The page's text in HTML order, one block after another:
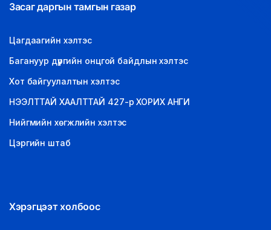
Засаг даргын тамгын газар
Цагдаагийн хэлтэс
Багануур дүүргийн онцгой байдлын хэлтэс
Хот байгуулалтын хэлтэс
НЭЭЛТТАЙ ХААЛТТАЙ 427-р ХОРИХ АНГИ
Нийгмийн хөгжлийн хэлтэс
Цэргийн штаб
Хэрэгцээт холбоос